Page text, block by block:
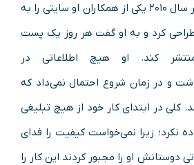
خود را افزایش دهد. در سال ۲۰۱۰ یکی از همکاران او سایتی را به
کرد و به او گفت هر روز یک پست
کند. او هیچ اطلاعاتی در
و در زمان شروع احتمال نمی‌داد که
کلی در ابتدای کار خود از هیچ تبلیغی
نکرد؛ زیرا نمی‌خواست کیفیت را فدای
دوستانش او را مجبور کردند این کار را